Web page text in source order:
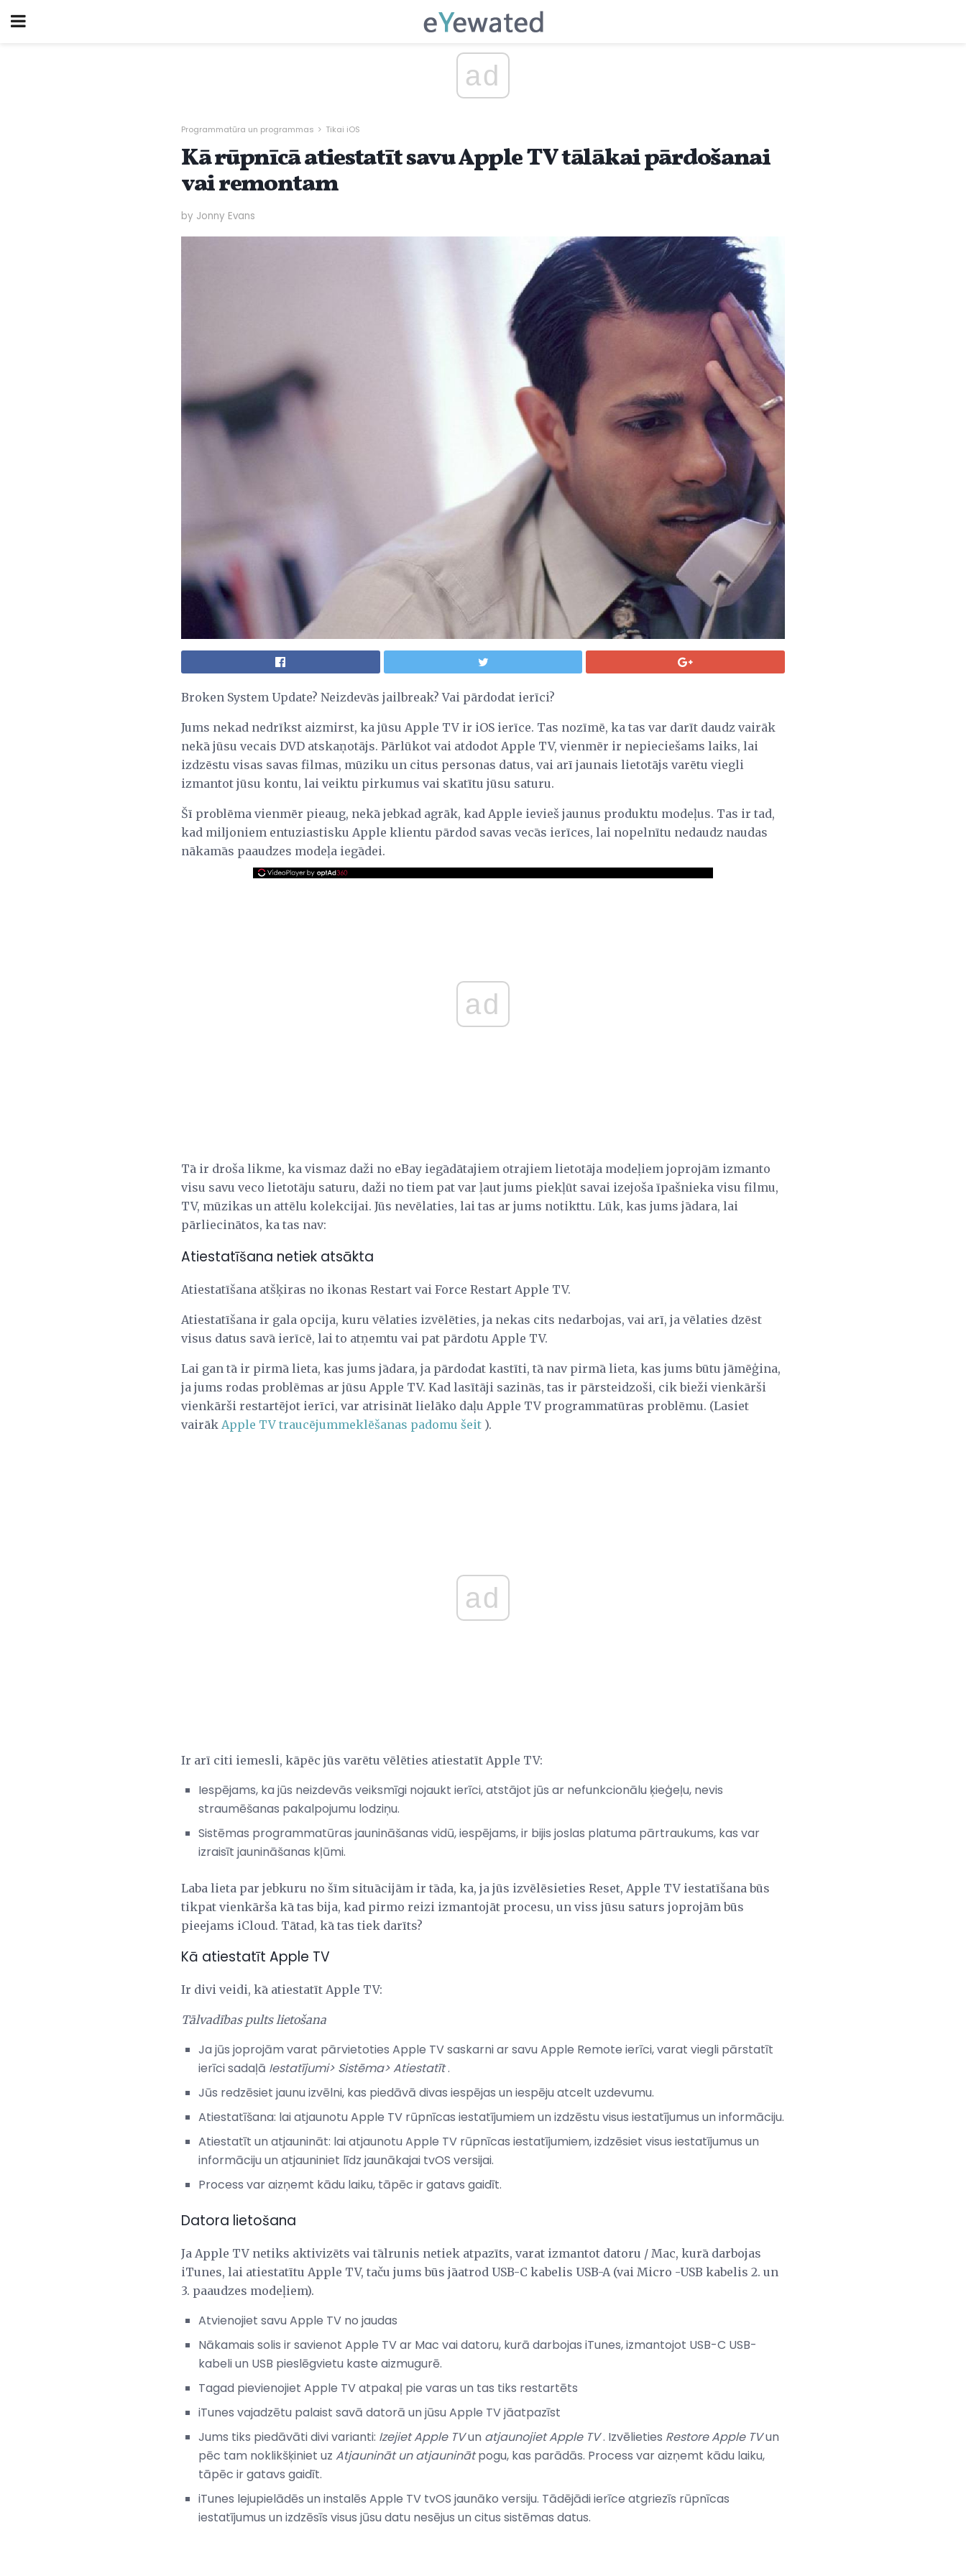
ad
Programmatūra un programmas Tikai iOS
Kā rūpnīcā atiestatīt savu Apple TV tālākai pārdošanai
vai remontam
by Jonny Evans
Broken System Update? Neizdevās jailbreak? Vai pārdodat ierīci?
Jums nekad nedrīkst aizmirst, ka jūsu Apple TV ir iOS ierīce. Tas nozīmē, ka tas var darīt daudz vairāk
nekā jūsu vecais DVD atskaņotājs. Pārlūkot vai atdodot Apple TV, vienmēr ir nepieciešams laiks, lai
izdzēstu visas savas filmas, mūziku un citus personas datus, vai arī jaunais lietotājs varētu viegli
izmantot jūsu kontu, lai veiktu pirkumus vai skatītu jūsu saturu.
Šī problēma vienmēr pieaug, nekā jebkad agrāk, kad Apple ievieš jaunus produktu modeļus. Tas ir tad,
kad miljoniem entuziastisku Apple klientu pārdod savas vecās ierīces, lai nopelnītu nedaudz naudas
nākamās paaudzes modeļa iegādei.
ad
Tā ir droša likme, ka vismaz daži no eBay iegādātajiem otrajiem lietotāja modeļiem joprojām izmanto
visu savu veco lietotāju saturu, daži no tiem pat var ļaut jums piekļūt savai izejoša īpašnieka visu filmu,
TV, mūzikas un attēlu kolekcijai. Jūs nevēlaties, lai tas ar jums notikttu. Lūk, kas jums jādara, lai
pārliecinātos, ka tas nav:
Atiestatīšana netiek atsākta
Atiestatīšana atšķiras no ikonas Restart vai Force Restart Apple TV.
Atiestatīšana ir gala opcija, kuru vēlaties izvēlēties, ja nekas cits nedarbojas, vai arī, ja vēlaties dzēst
visus datus savā ierīcē, lai to atņemtu vai pat pārdotu Apple TV.
Lai gan tā ir pirmā lieta, kas jums jādara, ja pārdodat kastīti, tā nav pirmā lieta, kas jums būtu jāmēģina,
ja jums rodas problēmas ar jūsu Apple TV. Kad lasītāji sazinās, tas ir pārsteidzoši, cik bieži vienkārši
vienkārši restartējot ierīci, var atrisināt lielāko daļu Apple TV programmatūras problēmu. (Lasiet
vairāk Apple TV traucējummeklēšanas padomu šeit ).
ad
Ir arī citi iemesli, kāpēc jūs varētu vēlēties atiestatīt Apple TV:
Iespējams, ka jūs neizdevās veiksmīgi nojaukt ierīci, atstājot jūs ar nefunkcionālu ķieģeļu, nevis
straumēšanas pakalpojumu lodziņu.
Sistēmas programmatūras jaunināšanas vidū, iespējams, ir bijis joslas platuma pārtraukums, kas var
izraisīt jaunināšanas kļūmi.
Laba lieta par jebkuru no šīm situācijām ir tāda, ka, ja jūs izvēlēsieties Reset, Apple TV iestatīšana būs
tikpat vienkārša kā tas bija, kad pirmo reizi izmantojāt procesu, un viss jūsu saturs joprojām būs
pieejams iCloud. Tātad, kā tas tiek darīts?
Kā atiestatīt Apple TV
Ir divi veidi, kā atiestatīt Apple TV:
Tālvadības pults lietošana
Ja jūs joprojām varat pārvietoties Apple TV saskarni ar savu Apple Remote ierīci, varat viegli pārstatīt
ierīci sadaļā Iestatījumi> Sistēma> Atiestatīt.
Jūs redzēsiet jaunu izvēlni, kas piedāvā divas iespējas un iespēju atcelt uzdevumu.
Atiestatīšana: lai atjaunotu Apple TV rūpnīcas iestatījumiem un izdzēstu visus iestatījumus un informāciju.
Atiestatīt un atjaunināt: lai atjaunotu Apple TV rūpnīcas iestatījumiem, izdzēsiet visus iestatījumus un
informāciju un atjauniniet līdz jaunākajai tvOS versijai.
Process var aizņemt kādu laiku, tāpēc ir gatavs gaidīt.
Datora lietošana
Ja Apple TV netiks aktivizēts vai tālrunis netiek atpazīts, varat izmantot datoru / Mac, kurā darbojas
iTunes, lai atiestatītu Apple TV, taču jums būs jāatrod USB-C kabelis USB-A (vai Micro -USB kabelis 2. un
3. paaudzes modeļiem).
Atvienojiet savu Apple TV no jaudas
Nākamais solis ir savienot Apple TV ar Mac vai datoru, kurā darbojas iTunes, izmantojot USB-C USB-
kabeli un USB pieslēgvietu kaste aizmugurē.
Tagad pievienojiet Apple TV atpakaļ pie varas un tas tiks restartēts
iTunes vajadzētu palaist savā datorā un jūsu Apple TV jāatpazīst
Jums tiks piedāvāti divi varianti: Izejiet Apple TVun atjaunojiet Apple TV. Izvēlieties Restore Apple TVun
pēc tam noklikšķiniet uz Atjaunināt un atjauninātpogu, kas parādās. Process var aizņemt kādu laiku,
tāpēc ir gatavs gaidīt.
iTunes lejupielādēs un instalēs Apple TV tvOS jaunāko versiju. Tādējādi ierīce atgriezīs rūpnīcas
iestatījumus un izdzēsīs visus jūsu datu nesējus un citus sistēmas datus.